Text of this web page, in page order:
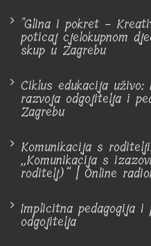
"Glina i pokret -
poticaj cjelokupnom
skup u Zagrebu
Ciklus edukacija uživo:
razvoja odgojitelja i
Zagrebu
Komunikacija s
„Komunikacija s
roditelj)“ | Online
Implicitna pedagogija
odgojitelja